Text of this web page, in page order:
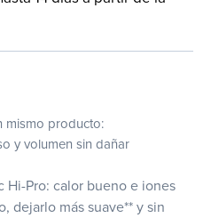
mismo producto:
y volumen sin dañar
Hi-Pro: calor bueno e iones
dejarlo más suave** y sin